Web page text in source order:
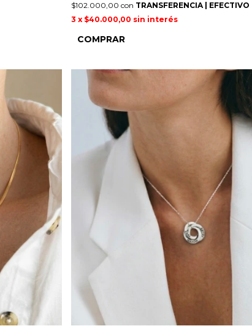
$102.000,00 con TRANSFERENCIA | EFECTIVO
3 x $40.000,00 sin interés
COMPRAR